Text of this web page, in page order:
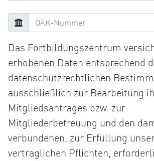
Das Fortbildungszentrum
erhobenen Daten entsprechend
datenschutzrechtlichen
ausschließlich zur Bearbeitung
Mitgliedsantrages bzw. zur
Mitgliederbetreuung und den
verbundenen, zur Erfüllung
vertraglichen Pflichten,